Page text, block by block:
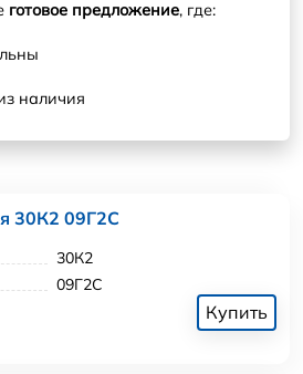
готовое предложение, где:
наличия
30К2 09Г2С
30К2
09Г2С
Купить